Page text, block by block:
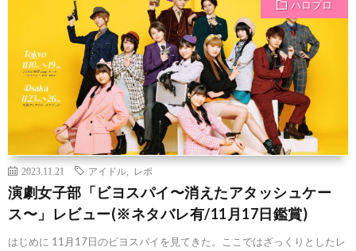
ハロプロ
2023.11.21 アイドル レポ
演劇女子部「ビヨスパイ〜消えたアタッシュケー
ス〜」レビュー(※ネタバレ有/11月17日鑑賞)
はじめに 11月17日のビヨスパイを見てきた。ここではざっくりとしたレ